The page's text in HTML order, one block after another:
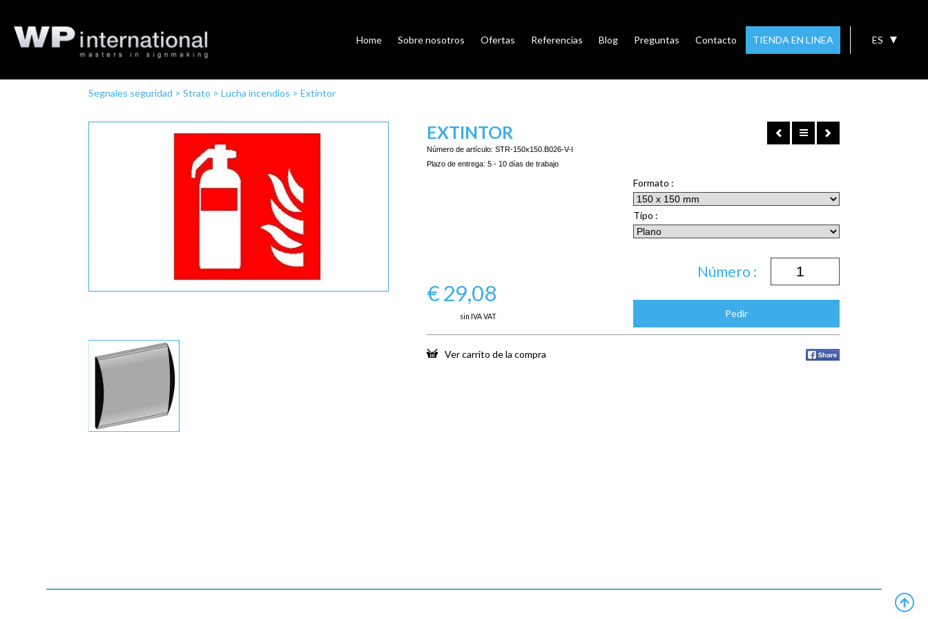
ES
Home Sobre nosotros Ofertas Referencias Blog Preguntas Contacto TIENDA EN LINEA
Segnales seguridad > Strato > Lucha incendios > Extintor
EXTINTOR
Número de artículo: STR-150x150.B026-V-I
Plazo de entrega: 5 - 10 días de trabajo
€29,08
sin IVA VAT
Formato :
Tipo :
Número :
Pedir
Ver carrito de la compra